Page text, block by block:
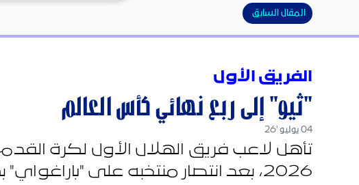
المقال السابق
الفريق الأول
"ثيو" إلى ربع نهائي كأس العالم
04 يوليو '26
تأهل لاعب فريق الهلال الأول لكرة
2026، بعد انتصار منتخبه على "باراغواي" بهدف دون رد، في لقاء أقيم بـ"فيلادلفيا" الأمريكية.